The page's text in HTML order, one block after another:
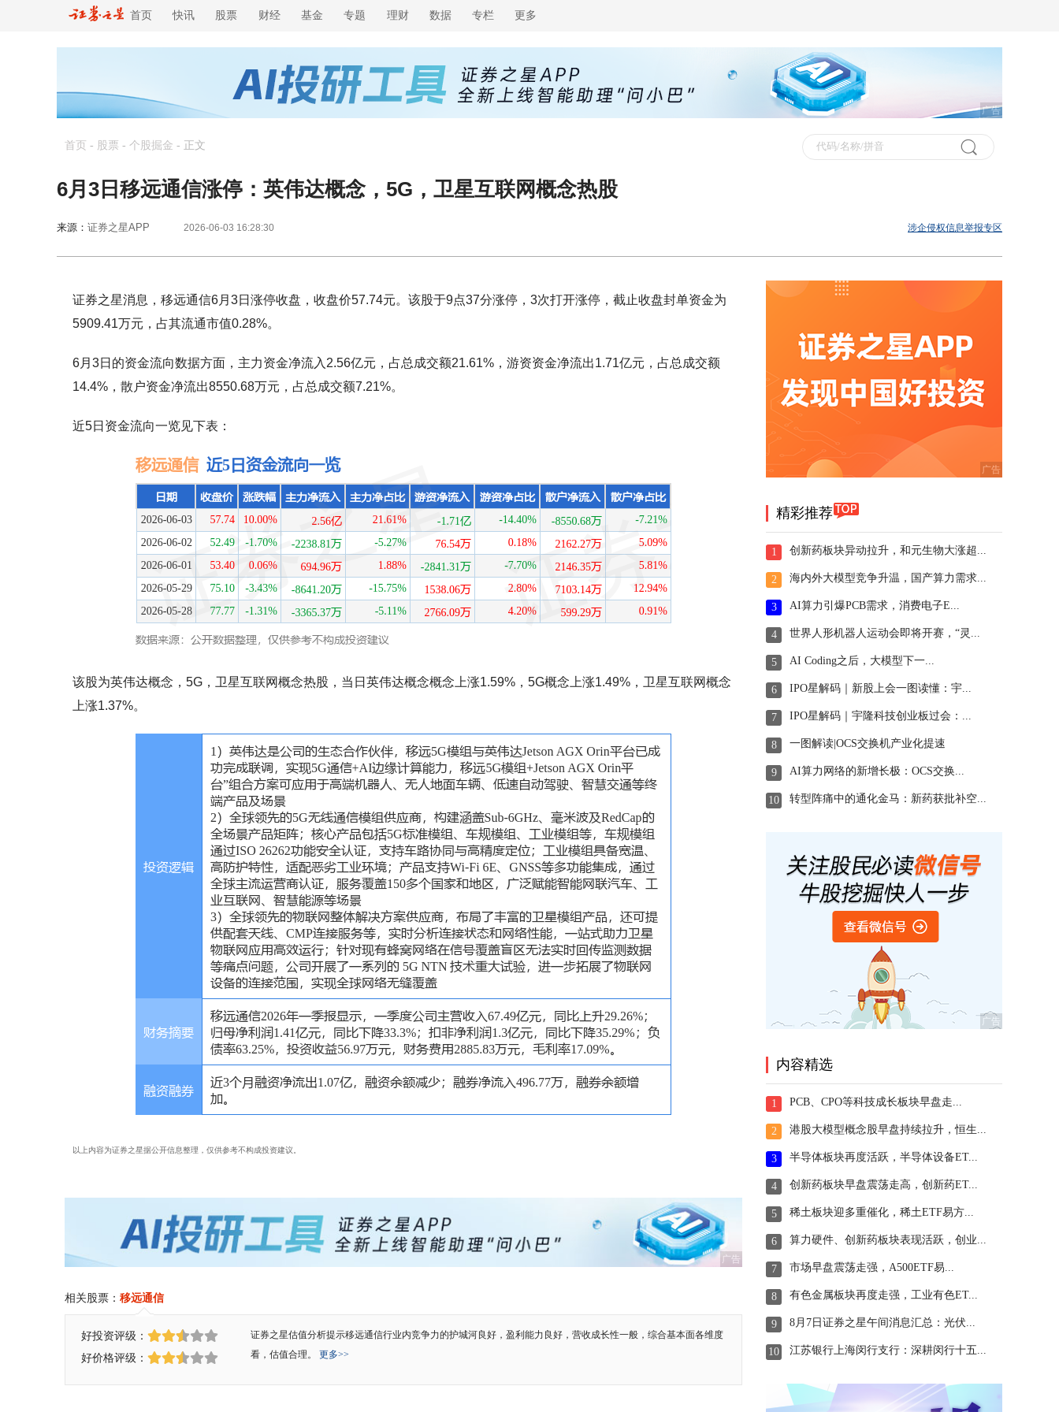
首页 快讯 股票 财经 基金 专题 理财 数据 专栏 更多
广告
首页 - 股票 - 个股掘金 - 正文
6月3日移远通信涨停：英伟达概念，5G，卫星互联网概念热股
来源： 证券之星APP 2026-06-03 16:28:30 涉企侵权信息举报专区
证券之星消息，移远通信6月3日涨停收盘，收盘价57.74元。该股于9点37分涨停，3次打开涨停，截止收盘封单资金为
5909.41万元，占其流通市值0.28%。
6月3日的资金流向数据方面，主力资金净流入2.56亿元，占总成交额21.61%，游资资金净流出1.71亿元，占总成交额
14.4%，散户资金净流出8550.68万元，占总成交额7.21%。
近5日资金流向一览见下表：
该股为英伟达概念，5G，卫星互联网概念热股，当日英伟达概念概念上涨1.59%，5G概念上涨1.49%，卫星互联网概念
上涨1.37%。
以上内容为证券之星据公开信息整理，仅供参考不构成投资建议。
广告
相关股票： 移远通信
好投资评级：
好价格评级：
证券之星估值分析提示移远通信行业内竞争力的护城河良好，盈利能力良好，营收成长性一般，综合基本面各维度
看，估值合理。 更多>>
精彩推荐
1 创新药板块异动拉升，和元生物大涨超...
2 海内外大模型竞争升温，国产算力需求...
3 AI算力引爆PCB需求，消费电子E...
4 世界人形机器人运动会即将开赛，“灵...
5 AI Coding之后，大模型下一...
6 IPO星解码｜新股上会一图读懂：宇...
7 IPO星解码｜宇隆科技创业板过会：...
8 一图解读|OCS交换机产业化提速
9 AI算力网络的新增长极：OCS交换...
10 转型阵痛中的通化金马：新药获批补空...
内容精选
1 PCB、CPO等科技成长板块早盘走...
2 港股大模型概念股早盘持续拉升，恒生...
3 半导体板块再度活跃，半导体设备ET...
4 创新药板块早盘震荡走高，创新药ET...
5 稀土板块迎多重催化，稀土ETF易方...
6 算力硬件、创新药板块表现活跃，创业...
7 市场早盘震荡走强，A500ETF易...
8 有色金属板块再度走强，工业有色ET...
9 8月7日证券之星午间消息汇总：光伏...
10 江苏银行上海闵行支行：深耕闵行十五...